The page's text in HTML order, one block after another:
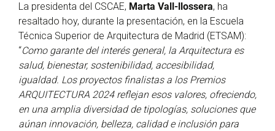
La presidenta del CSCAE, Marta Vall-llossera, ha
resaltado hoy, durante la presentación, en la Escuela
Técnica Superior de Arquitectura de Madrid (ETSAM):
“Como garante del interés general, la Arquitectura es
salud, bienestar, sostenibilidad, accesibilidad,
igualdad. Los proyectos finalistas a los Premios
ARQUITECTURA 2024 reflejan esos valores, ofreciendo,
en una amplia diversidad de tipologías, soluciones que
aúnan innovación, belleza, calidad e inclusión para